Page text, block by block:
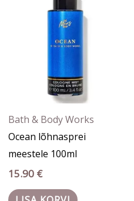
Bath & Body Works
Ocean lõhnasprei
meestele 100ml
15.90 €